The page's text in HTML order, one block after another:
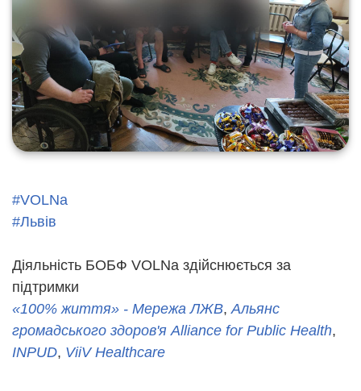
#VOLNa
#Львів
Діяльність БОБФ VOLNa здійснюється за
підтримки
«100% життя» - Мережа ЛЖВ,Альянс
громадського здоров'я Alliance for Public Health,
INPUD, ViiV Healthcare